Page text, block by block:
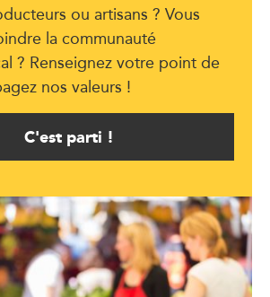
ou artisans ? Vous
la communauté
? Renseignez votre point de
nos valeurs !
C'est parti !